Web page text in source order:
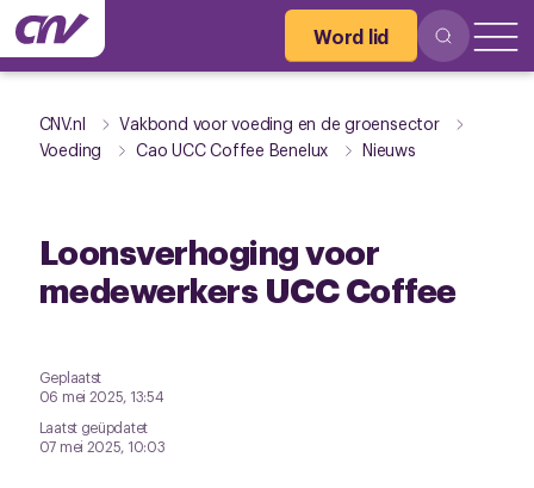
Word lid
CNV.nl
Vakbond voor voeding en de groensector
Voeding
Cao UCC Coffee Benelux Nieuws
Loonsverhoging voor
medewerkers UCC Coffee
Geplaatst
06 mei 2025, 13:54
Laatst geüpdatet
07 mei 2025, 10:03